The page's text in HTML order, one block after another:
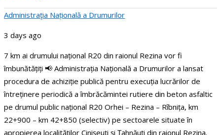
Administraţia Națională a Drumurilor
3 days ago
7 km ai drumului național R20 din raionul Rezina vor fi
îmbunătățiți 📢 Administrația Națională a Drumurilor a lansat
procedura de achiziție publică pentru execuția lucrărilor de
întreținere periodică a îmbrăcămintei rutiere din beton asfaltic
pe drumul public național R20 Orhei – Rezina – Rîbnița, km
22+900 – km 42+850 (selectiv) pe sectoarele situate în
apropierea localităților Cinișeuți și Țahnăuți din raionul Rezina.